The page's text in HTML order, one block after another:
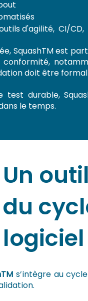
d'agilité, CI/
SquashTM est
doit être
test durable,
le temps.
Un
du
logiciel
s’intègre au